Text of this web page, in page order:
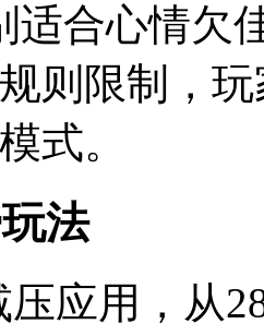
适合心情欠
则限制，
式。
法
压应用，从